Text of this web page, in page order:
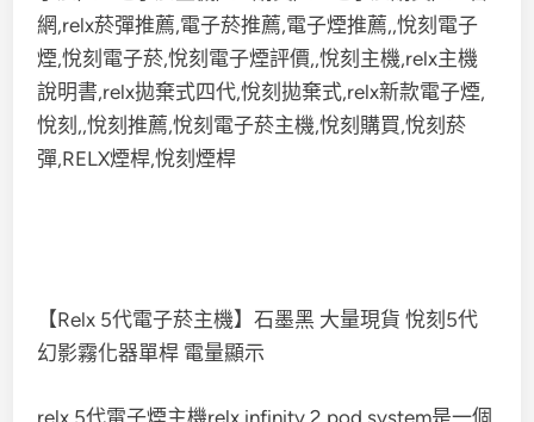
【Relx 5代電子菸主機】石墨黑 大量現貨 悅刻5代
幻影霧化器單桿 電量顯示
relx 5代電子煙主機relx infinity 2 pod system是一個